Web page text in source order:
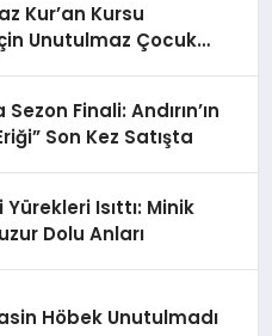
Kur’an Kursu
Unutulmaz Çocuk
Finali: Andırın’ın
Son Kez Satışta
Isıttı: Minik
Dolu Anları
Höbek Unutulmadı